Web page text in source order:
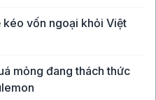
vốn ngoại khỏi Việt
mỏng đang thách thức